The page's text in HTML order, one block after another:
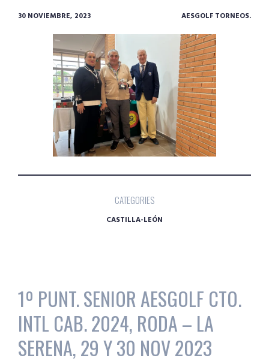
30 NOVIEMBRE, 2023 AESGOLF TORNEOS.
CATEGORIES
CASTILLA-LEÓN
1º PUNT. SENIOR AESGOLF CTO.
INTL CAB. 2024, RODA – LA
SERENA, 29 Y 30 NOV 2023